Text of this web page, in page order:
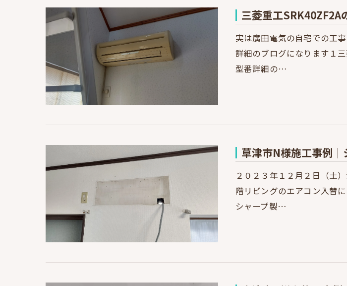
三菱重工SRK40ZF2A
実は廣田電気の自宅での工
詳細のブログになります１
型番詳細の…
草津市N様施工事例
２０２３年１２月２日（土
階リビングのエアコン入替
シャープ製…